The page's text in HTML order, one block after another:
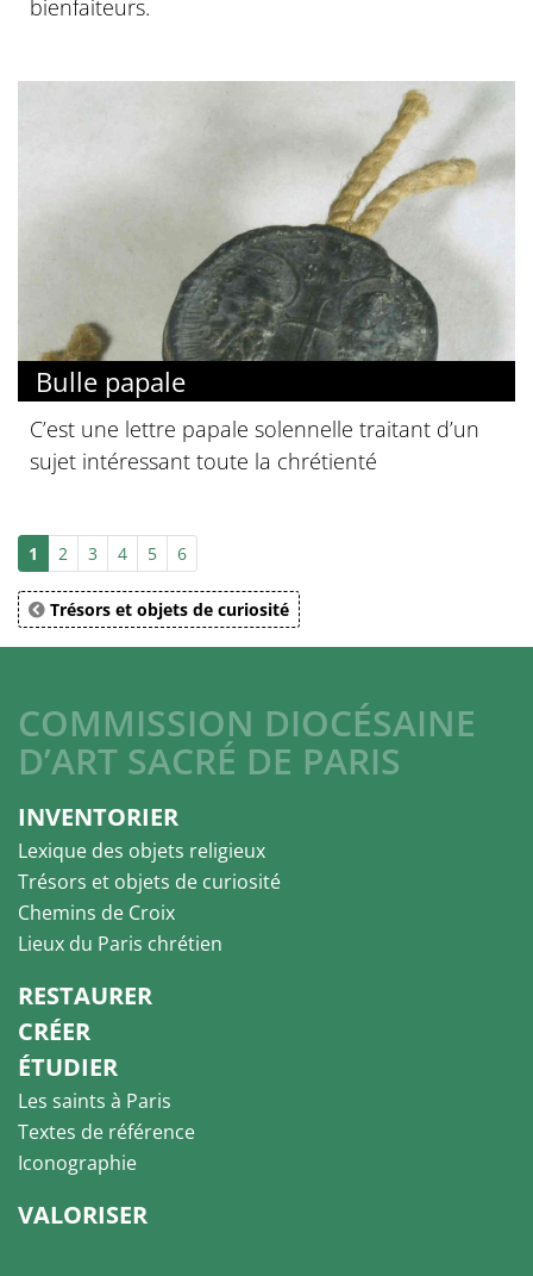
bienfaiteurs.
Bulle papale
C’est une lettre papale solennelle traitant d’un
sujet intéressant toute la chrétienté
1 2 3 4 5 6
Trésors et objets de curiosité
COMMISSION DIOCÉSAINE
D’ART SACRÉ DE PARIS
INVENTORIER
Lexique des objets religieux
Trésors et objets de curiosité
Chemins de Croix
Lieux du Paris chrétien
RESTAURER
CRÉER
ÉTUDIER
Les saints à Paris
Textes de référence
Iconographie
VALORISER